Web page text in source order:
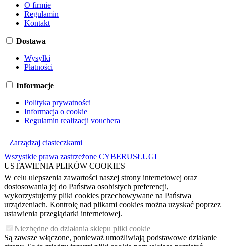
O firmie
Regulamin
Kontakt
Dostawa
Wysyłki
Płatności
Informacje
Polityka prywatności
Informacja o cookie
Regulamin realizacji vouchera
Zarządzaj ciasteczkami
Wszystkie prawa zastrzeżone CYBERUSŁUGI
USTAWIENIA PLIKÓW COOKIES
W celu ulepszenia zawartości naszej strony internetowej oraz
dostosowania jej do Państwa osobistych preferencji,
wykorzystujemy pliki cookies przechowywane na Państwa
urządzeniach. Kontrolę nad plikami cookies można uzyskać poprzez
ustawienia przeglądarki internetowej.
Niezbędne do działania sklepu pliki cookie
Są zawsze włączone, ponieważ umożliwiają podstawowe działanie